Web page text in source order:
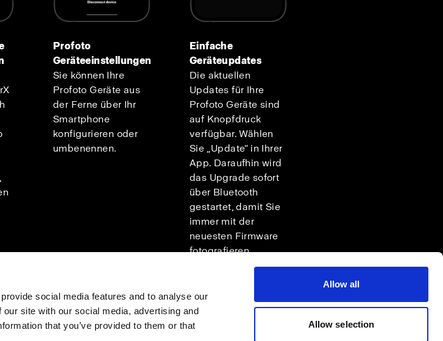
social media features and to analyse our
site with our social media, advertising and
that you’ve provided to them or that
Allow all
Allow selection
Profoto
Geräteeinstellungen
Sie können Ihre
Profoto Geräte aus
der Ferne über Ihr
Smartphone
konfigurieren oder
umbenennen.
Einfache
Geräteupdates
Die aktuellen
Updates für Ihre
Profoto Geräte sind
auf Knopfdruck
verfügbar. Wählen
Sie „Update“ in Ihrer
App. Daraufhin wird
das Upgrade sofort
über Bluetooth
gestartet, damit Sie
immer mit der
neuesten Firmware
fotografieren.
Light